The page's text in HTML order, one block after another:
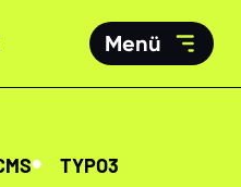
Menü
TYPO3